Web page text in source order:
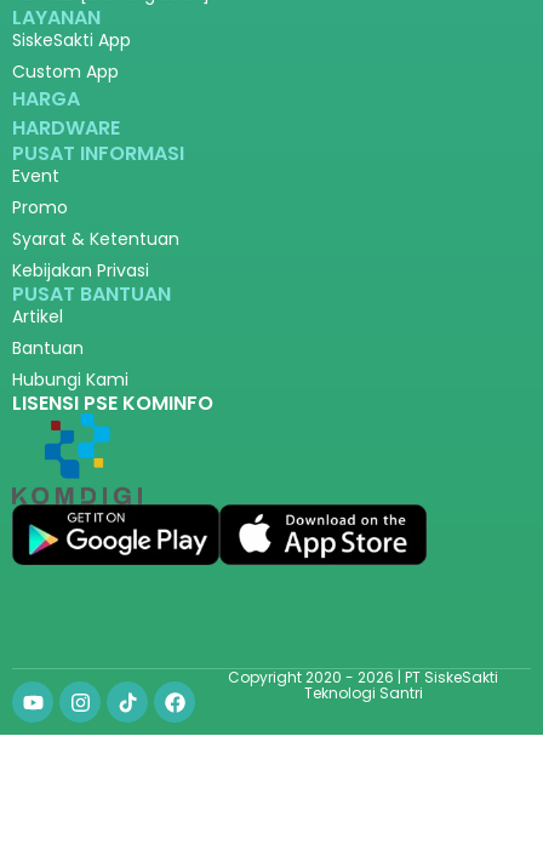
LAYANAN
SiskeSakti App
Custom App
HARGA
HARDWARE
PUSAT INFORMASI
Event
Promo
Syarat & Ketentuan
Kebijakan Privasi
PUSAT BANTUAN
Artikel
Bantuan
Hubungi Kami
LISENSI PSE KOMINFO
Copyright 2020 - 2026 | PT SiskeSakti
Teknologi Santri